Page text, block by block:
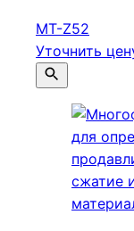
MT-Z52
Уточнить